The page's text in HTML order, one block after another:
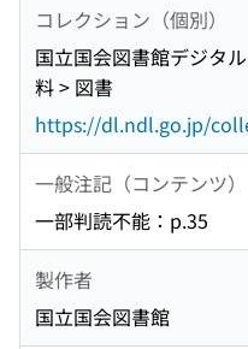
コレクション（個別）
国立国会図書館デジタ
料 > 図書
https://dl.ndl.go.jp/
一般注記（コンテンツ）
一部判読不能：p.35
製作者
国立国会図書館